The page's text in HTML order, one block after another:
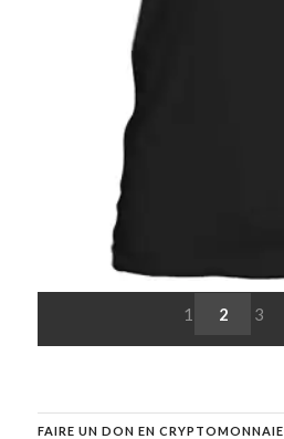
1 2 3
FAIRE UN DON EN CRYPTOMONNAIE